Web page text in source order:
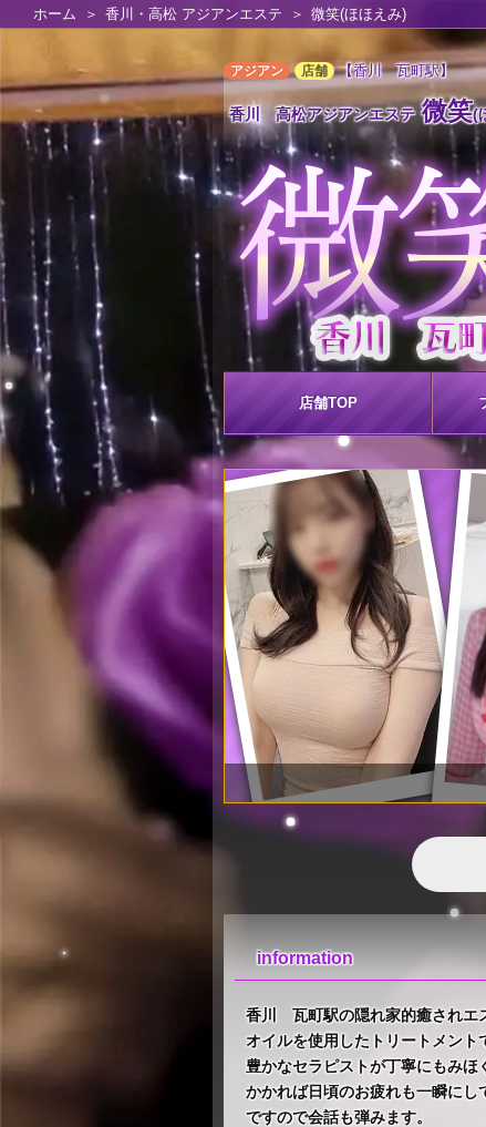
ホーム 香川・高松 アジアンエステ 微笑(ほほえみ)
アジアン 店舗 【香川 瓦町駅】
香川 高松アジアンエステ微笑(
店舗TOP
information
香川 瓦町駅の隠れ家的癒されエ
オイルを使用したトリートメン
豊かなセラピストが丁寧にもみ
かかれば日頃のお疲れも一瞬に
ですので会話も弾みます。